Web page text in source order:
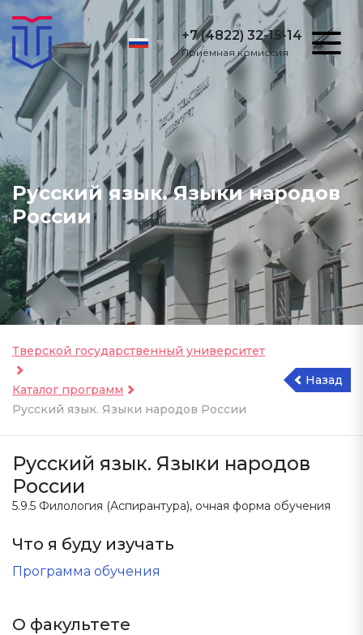
+7 (4822) 32-15-14
Приёмная комиссия
Русский язык. Языки народов
России
Тверской государственный университет
Каталог программ
Русский язык. Языки народов России
Назад
Русский язык. Языки народов
России
5.9.5 Филология (Аспирантура), очная форма обучения
Что я буду изучать
Программа обучения
О факультете